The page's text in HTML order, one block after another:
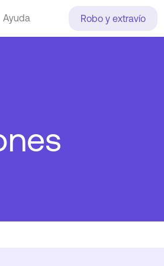
Ayuda Robo y extravío